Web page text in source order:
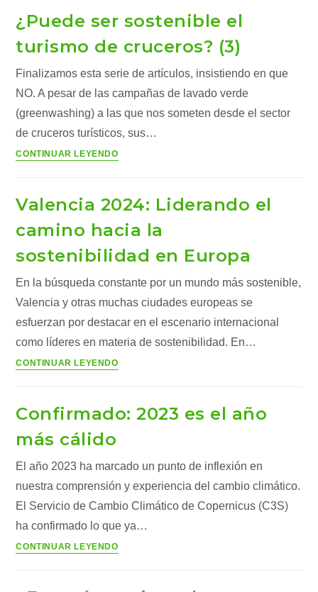
pilar
decisiones
estratégicas
¿Puede ser sostenible el
turismo de cruceros? (3)
Finalizamos esta serie de artículos, insistiendo en que
NO. A pesar de las campañas de lavado verde
(greenwashing) a las que nos someten desde el sector
de cruceros turísticos, sus…
CONTINUAR LEYENDO¿Puede
el
turismo
de
cruceros?
Valencia 2024: Liderando el
camino hacia la
sostenibilidad en Europa
En la búsqueda constante por un mundo más sostenible,
Valencia y otras muchas ciudades europeas se
esfuerzan por destacar en el escenario internacional
como líderes en materia de sostenibilidad. En…
CONTINUAR LEYENDOValencia
el
la
sostenibilidad
en
Confirmado: 2023 es el año
más cálido
El año 2023 ha marcado un punto de inflexión en
nuestra comprensión y experiencia del cambio climático.
El Servicio de Cambio Climático de Copernicus (C3S)
ha confirmado lo que ya…
CONTINUAR LEYENDOConfirmado: